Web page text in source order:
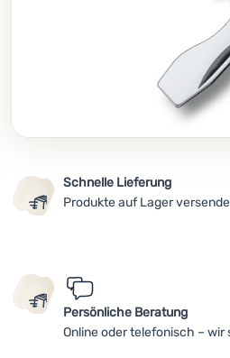
Schnelle Lieferung
Produkte auf Lager
Persönliche Beratung
Online oder telefonisch – wir